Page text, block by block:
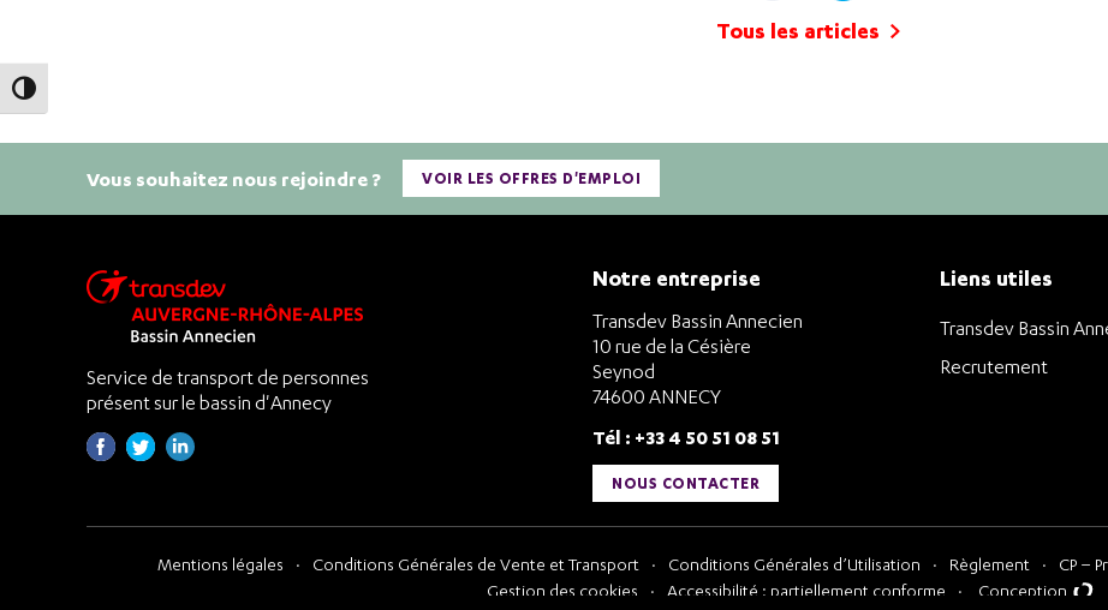
Passer en contraste élevé
Tous les articles
Vous souhaitez nous rejoindre ? VOIR LES OFFRES D'EMPLOI
Service de transport de personnes
présent sur le bassin d'Annecy
Notre entreprise
Transdev Bassin Annecien
10 rue de la Césière
Seynod
74600 ANNECY
Tél : +33 4 50 51 08 51
NOUS CONTACTER
Liens utiles
Transdev Bassin
Recrutement
Mentions légales Conditions Générales de Vente et Transport Conditions Générales d’Utilisation Règlement
CP –
Gestion des cookies
Accessibilité : partiellement conforme Conception